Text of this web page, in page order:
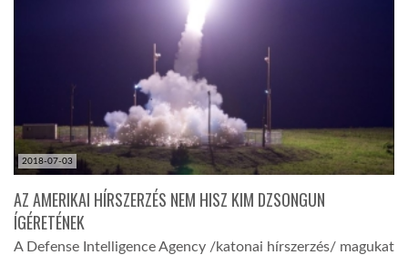
AFRIKA TUDÁSTÁR
A NAP SZÉPE
LINKTR.EE
2018-07-03
AZ AMERIKAI HÍRSZERZÉS NEM HISZ KIM DZSONGUN
ÍGÉRETÉNEK
A Defense Intelligence Agency /katonai hírszerzés/ magukat